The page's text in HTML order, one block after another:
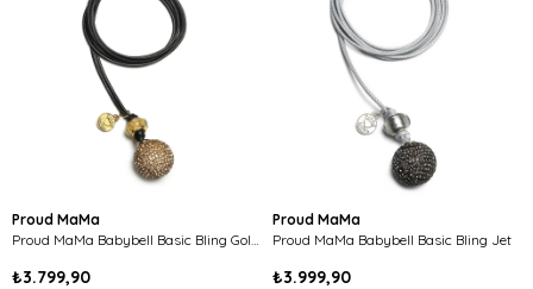
Proud MaMa
Proud MaMa Babybell Basic Bling Gold Rengi
₺3.799,90
Proud MaMa
Proud MaMa Babybell Basic Bling Jet
₺3.999,90